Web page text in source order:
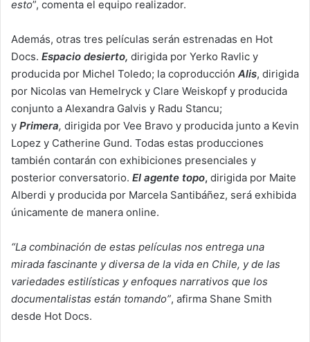
esto”, comenta el equipo realizador.
Además, otras tres películas serán estrenadas en Hot
Docs. Espacio desierto, dirigida por Yerko Ravlic y
producida por Michel Toledo; la coproducción Alis, dirigida
por Nicolas van Hemelryck y Clare Weiskopf y producida
conjunto a Alexandra Galvis y Radu Stancu;
y Primera, dirigida por Vee Bravo y producida junto a Kevin
Lopez y Catherine Gund. Todas estas producciones
también contarán con exhibiciones presenciales y
posterior conversatorio. El agente topo, dirigida por Maite
Alberdi y producida por Marcela Santibáñez, será exhibida
únicamente de manera online.
“La combinación de estas películas nos entrega una
mirada fascinante y diversa de la vida en Chile, y de las
variedades estilísticas y enfoques narrativos que los
documentalistas están tomando”, afirma Shane Smith
desde Hot Docs.